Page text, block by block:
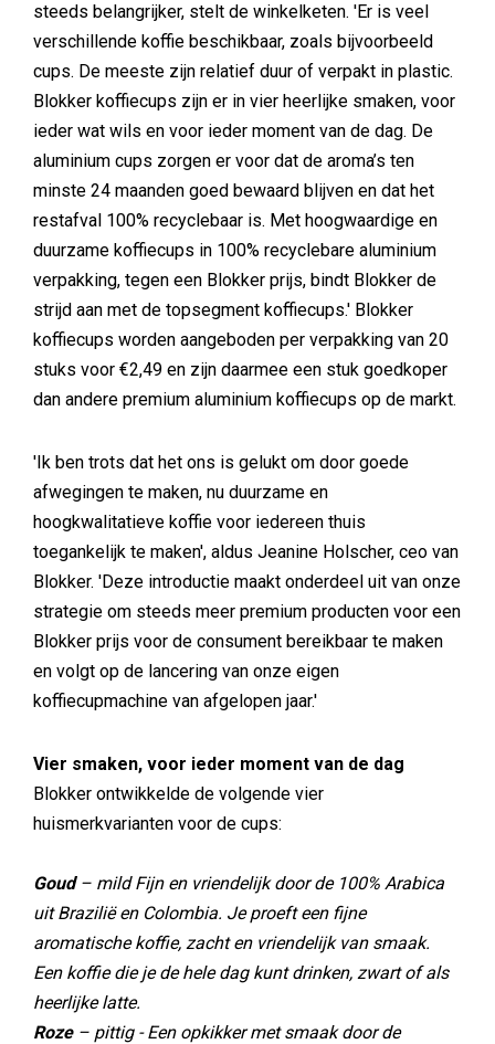
steeds belangrijker, stelt de winkelketen. 'Er is veel
verschillende koffie beschikbaar, zoals bijvoorbeeld
cups. De meeste zijn relatief duur of verpakt in plastic.
Blokker koffiecups zijn er in vier heerlijke smaken, voor
ieder wat wils en voor ieder moment van de dag. De
aluminium cups zorgen er voor dat de aroma’s ten
minste 24 maanden goed bewaard blijven en dat het
restafval 100% recyclebaar is. Met hoogwaardige en
duurzame koffiecups in 100% recyclebare aluminium
verpakking, tegen een Blokker prijs, bindt Blokker de
strijd aan met de topsegment koffiecups.' Blokker
koffiecups worden aangeboden per verpakking van 20
stuks voor €2,49 en zijn daarmee een stuk goedkoper
dan andere premium aluminium koffiecups op de markt.
'Ik ben trots dat het ons is gelukt om door goede
afwegingen te maken, nu duurzame en
hoogkwalitatieve koffie voor iedereen thuis
toegankelijk te maken', aldus Jeanine Holscher, ceo van
Blokker. 'Deze introductie maakt onderdeel uit van onze
strategie om steeds meer premium producten voor een
Blokker prijs voor de consument bereikbaar te maken
en volgt op de lancering van onze eigen
koffiecupmachine van afgelopen jaar.'
Vier smaken, voor ieder moment van de dag
Blokker ontwikkelde de volgende vier
huismerkvarianten voor de cups:
Goud– mild Fijn en vriendelijk door de 100% Arabica
uit Brazilië en Colombia. Je proeft een fijne
aromatische koffie, zacht en vriendelijk van smaak.
Een koffie die je de hele dag kunt drinken, zwart of als
heerlijke latte.
Roze– pittig - Een opkikker met smaak door de